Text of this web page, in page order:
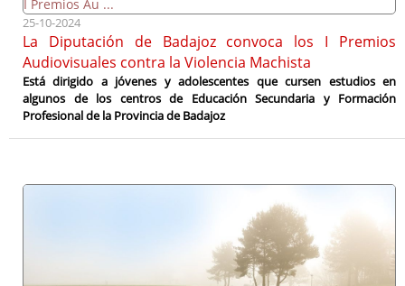
25-10-2024
La Diputación de Badajoz convoca los I Premios
Audiovisuales contra la Violencia Machista
Está dirigido a jóvenes y adolescentes que cursen estudios en
algunos de los centros de Educación Secundaria y Formación
Profesional de la Provincia de Badajoz